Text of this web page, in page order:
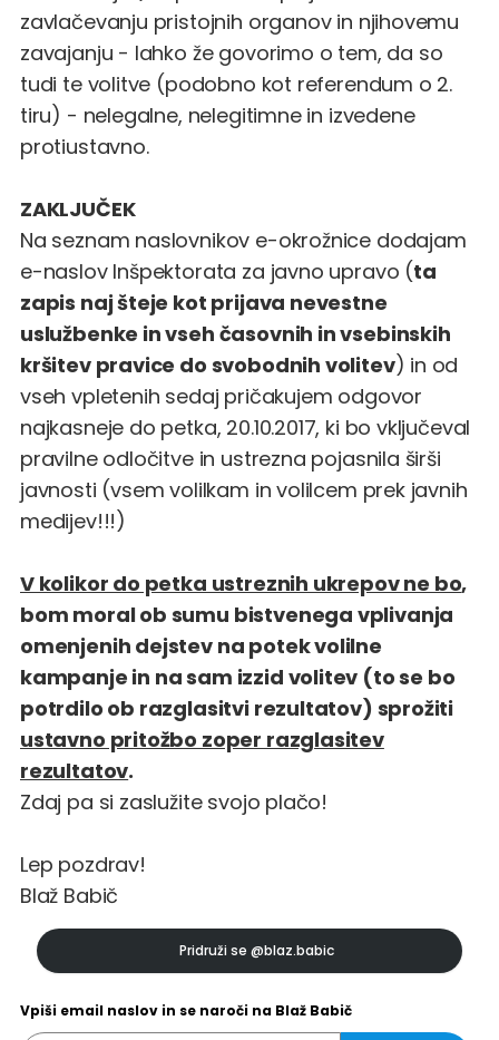
zavlačevanju pristojnih organov in njihovemu
zavajanju - lahko že govorimo o tem, da so
tudi te volitve (podobno kot referendum o 2.
tiru) - nelegalne, nelegitimne in izvedene
protiustavno.
ZAKLJUČEK
Na seznam naslovnikov e-okrožnice dodajam
e-naslov Inšpektorata za javno upravo (ta
zapis naj šteje kot prijava nevestne
uslužbenke in vseh časovnih in vsebinskih
kršitev pravice do svobodnih volitev) in od
vseh vpletenih sedaj pričakujem odgovor
najkasneje do petka, 20.10.2017, ki bo vključeval
pravilne odločitve in ustrezna pojasnila širši
javnosti (vsem volilkam in volilcem prek javnih
medijev!!!)
V kolikor do petka ustreznih ukrepov ne bo,
bom moral ob sumu bistvenega vplivanja
omenjenih dejstev na potek volilne
kampanje in na sam izzid volitev (to se bo
potrdilo ob razglasitvi rezultatov) sprožiti
ustavno pritožbo zoper razglasitev
rezultatov.
Zdaj pa si zaslužite svojo plačo!
Lep pozdrav!
Blaž Babič
Pridruži se @blaz.babic
Vpiši email naslov in se naroči na Blaž Babič